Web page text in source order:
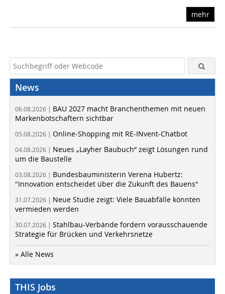
mehr
News
06.08.2026 | BAU 2027 macht Branchenthemen mit neuen
Markenbotschaftern sichtbar
05.08.2026 | Online-Shopping mit RE-INvent-Chatbot
04.08.2026 | Neues „Layher Baubuch“ zeigt Lösungen rund
um die Baustelle
03.08.2026 | Bundesbauministerin Verena Hubertz:
"Innovation entscheidet über die Zukunft des Bauens"
31.07.2026 | Neue Studie zeigt: Viele Bauabfälle könnten
vermieden werden
30.07.2026 | Stahlbau-Verbände fordern vorausschauende
Strategie für Brücken und Verkehrsnetze
» Alle News
THIS Jobs